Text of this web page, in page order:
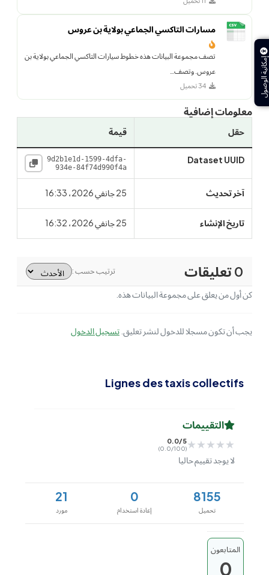
إمكانية الوصول
مسارات التاكسي الجماعي بولاية بن عروس
تصف مجموعة البيانات هذه خطوط سيارات التاكسي الجماعي بولاية بن
عروس. وتصف…
معلومات إضافية
حقل قيمة
Dataset UUID
9d2b1e1d-1599-4dfa-
934e-84f74d990f4a
آخر تحديث 25 جانفي 2026، 16:33
تاريخ الإنشاء 25 جانفي 2026، 16:32
0 تعليقات ترتيب حسب :
كن أول من يعلق على مجموعة البيانات هذه.
يجب أن تكون مسجلا للدخول لنشر تعليق. تسجيل الدخول
Lignes des taxis collectifs
التقييمات
★★★★★
★★★★★
0.0/5
(0.0/100)
لا يوجد تقييم حاليا
8155
تحميل
0
إعادة استخدام
21
مورد
المتابعون
0